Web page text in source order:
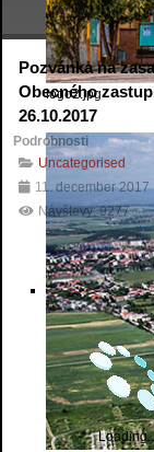
logo2.jpg
Pozvánka na
Obecného
26.10.2017
Podrobnosti
Uncategorised
11. december 2017
Návštevy: 9277